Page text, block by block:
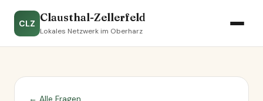
CLZ Clausthal-Zellerfeld
Lokales Netzwerk im Oberharz
← Alle Fragen